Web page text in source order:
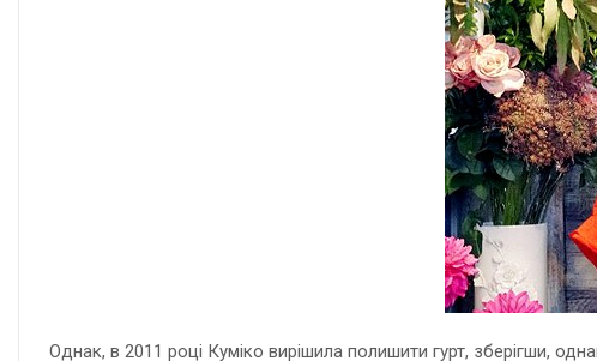
Однак, в 2011 році Куміко вирішила полишити гурт, зберігши,